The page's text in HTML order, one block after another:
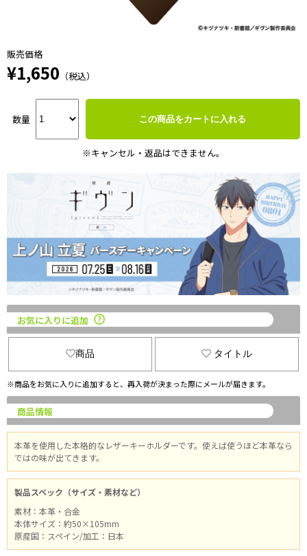
販売価格
¥1,650 （税込）
数量 この商品をカートに入れる
※キャンセル・返品はできません。
お気に入りに追加
商品 タイトル
※商品をお気に入りに追加すると、再入荷が決まった際にメールが届きます。
商品情報
本革を使用した本格的なレザーキーホルダーです。使えば使うほど本革なら
ではの味が出てきます。
製品スペック（サイズ・素材など）
素材：本革・合金
本体サイズ：約50×105mm
原産国：スペイン/加工：日本